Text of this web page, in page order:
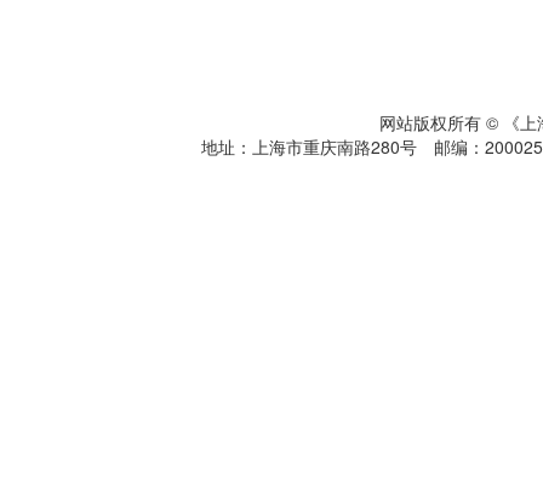
网站版权所有 © 《
地址：上海市重庆南路280号 邮编：